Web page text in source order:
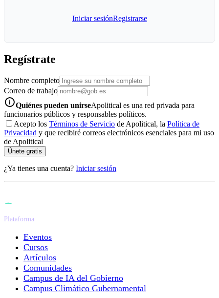
Iniciar sesiónRegistrarse
Regístrate
Nombre completo
Correo de trabajo
Quiénes pueden unirseApolitical es una red privada para
funcionarios públicos y responsables políticos.
Acepto los Términos de Servicio de Apolitical, la Política de
Privacidad y que recibiré correos electrónicos esenciales para mi uso
de Apolitical
Únete gratis
¿Ya tienes una cuenta? Iniciar sesión
Plataforma
Eventos
Cursos
Artículos
Comunidades
Campus de IA del Gobierno
Campus Climático Gubernamental